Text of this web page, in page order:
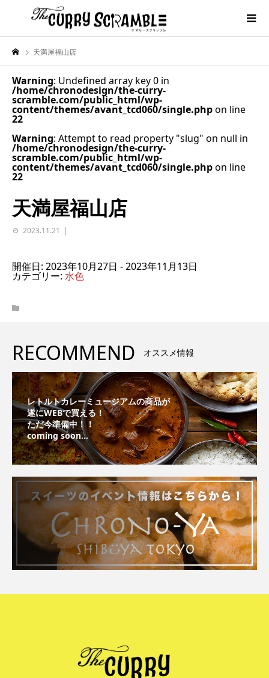
天満屋福山店
Warning: Undefined array key 0 in
/home/chronodesign/the-curry-
scramble.com/public_html/wp-
content/themes/avant_tcd060/single.phpon line
22
Warning: Attempt to read property "slug" on null in
/home/chronodesign/the-curry-
scramble.com/public_html/wp-
content/themes/avant_tcd060/single.phpon line
22
天満屋福山店
2023.11.21
開催日: 2023年10月27日 - 2023年11月13日
カテゴリー: 水色
RECOMMEND オススメ情報
レトルトカレーミュージアムの商品が
遂にWEBで買える！
ただ今準備中！！
coming soon...